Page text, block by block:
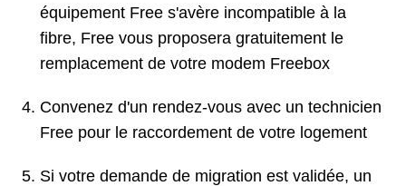
équipement Free s'avère incompatible à la
fibre, Free vous proposera gratuitement le
remplacement de votre modem Freebox
Convenez d'un rendez-vous avec un technicien
Free pour le raccordement de votre logement
Si votre demande de migration est validée, un